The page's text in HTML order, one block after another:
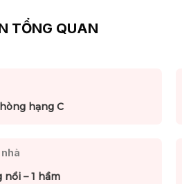
TỔNG QUAN
hạng C
nổi – 1 hầm